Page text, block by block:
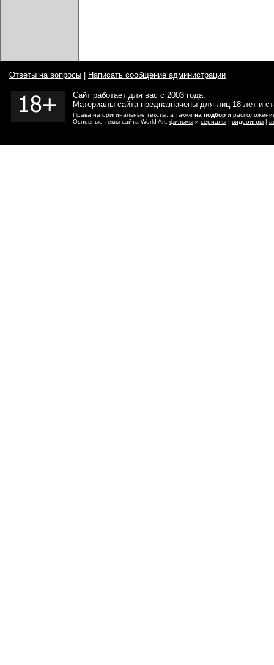
Ответы на вопросы Написать сообщение администрации
Сайт работает для вас с 2003 года.
Материалы сайта предназначены для лиц 18 лет и
Права на оригинальные тексты, а также на подбор и
Основные темы сайта World Art: фильмы и сериалы | видеоигры |